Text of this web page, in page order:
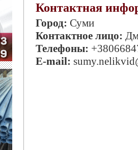
Контактная
Город: Суми
Контактное лицо:
Телефоны:
E-mail: